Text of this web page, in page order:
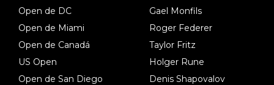
Open de DC
Open de Miami
Open de Canadá
US Open
Open de San Diego
Gael Monfils
Roger Federer
Taylor Fritz
Holger Rune
Denis Shapovalov